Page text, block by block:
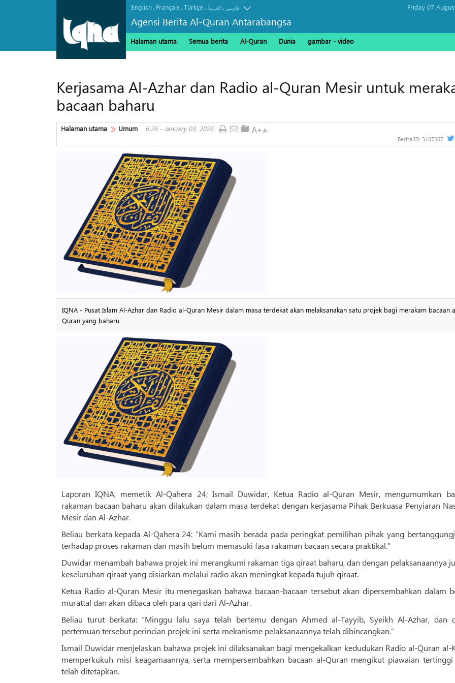
English. Français.Türkçe. العربیة.فارسی
Agensi Berita Al-Quran Antarabangsa
Friday 07
Halaman utama Semua berita Al-Quran Dunia gambar - video
Kerjasama Al-Azhar dan Radio al-Quran Mesir untuk
bacaan baharu
Halaman utama Umum 6:26 - January 03, 2026
Berita ID: 3107507
IQNA - Pusat Islam Al-Azhar dan Radio al-Quran Mesir dalam masa terdekat akan melaksanakan satu projek bagi merakam bacaan
Quran yang baharu.
Laporan IQNA, memetik Al-Qahera 24; Ismail Duwidar, Ketua Radio al-Quran Mesir, mengumumkan
rakaman bacaan baharu akan dilakukan dalam masa terdekat dengan kerjasama Pihak Berkuasa Penyiaran
Mesir dan Al-Azhar.
Beliau berkata kepada Al-Qahera 24: “Kami masih berada pada peringkat pemilihan pihak yang
terhadap proses rakaman dan masih belum memasuki fasa rakaman bacaan secara praktikal.”
Duwidar menambah bahawa projek ini merangkumi rakaman tiga qiraat baharu, dan dengan pelaksanaannya
keseluruhan qiraat yang disiarkan melalui radio akan meningkat kepada tujuh qiraat.
Ketua Radio al-Quran Mesir itu menegaskan bahawa bacaan-bacaan tersebut akan dipersembahkan dalam
murattal dan akan dibaca oleh para qari dari Al-Azhar.
Beliau turut berkata: “Minggu lalu saya telah bertemu dengan Ahmed al-Tayyib, Syeikh Al-Azhar, dan
pertemuan tersebut perincian projek ini serta mekanisme pelaksanaannya telah dibincangkan.”
Ismail Duwidar menjelaskan bahawa projek ini dilaksanakan bagi mengekalkan kedudukan Radio al-Quran al-
memperkukuh misi keagamaannya, serta mempersembahkan bacaan al-Quran mengikut piawaian
telah ditetapkan.